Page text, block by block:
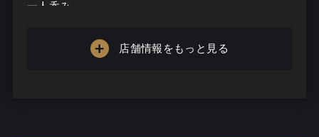
一人呑み
店舗情報をもっと見る